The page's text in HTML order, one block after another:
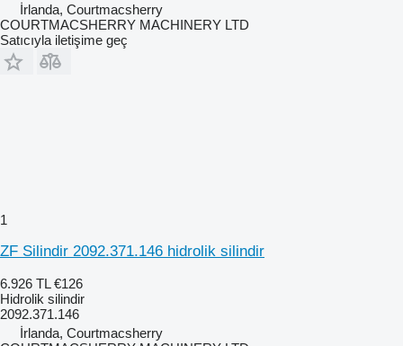
İrlanda, Courtmacsherry
COURTMACSHERRY MACHINERY LTD
Satıcıyla iletişime geç
1
ZF Silindir 2092.371.146 hidrolik silindir
6.926 TL €126
Hidrolik silindir
2092.371.146
İrlanda, Courtmacsherry